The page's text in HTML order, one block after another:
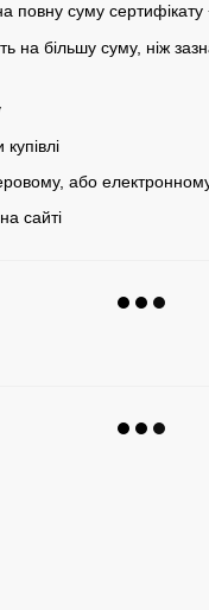
суму сертифікату
на більшу суму, ніж
або електронному
сайті